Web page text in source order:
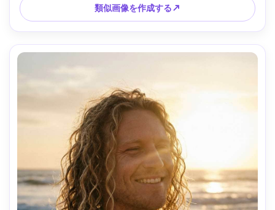
観、80mm レンズ相当。中央の構成、胸アップ。鮮明なディ
テール、自然な影、高解像度 --ar 4:5
類似画像を作成する↗